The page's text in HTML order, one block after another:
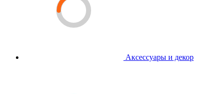
Аксессуары и декор